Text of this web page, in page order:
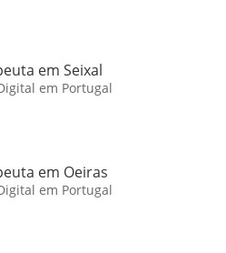
em Seixal
em Portugal
em Oeiras
em Portugal